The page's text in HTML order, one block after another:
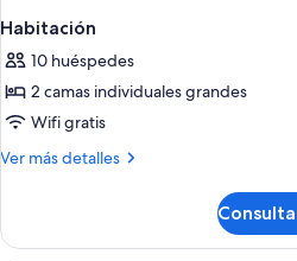
Habitación
10 huéspedes
2 camas individuales grandes
Wifi gratis
Ver más detalles
Más